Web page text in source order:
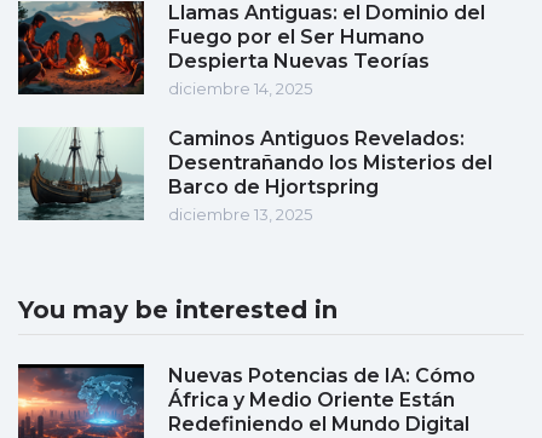
Llamas Antiguas: el Dominio del
Fuego por el Ser Humano
Despierta Nuevas Teorías
diciembre 14, 2025
Caminos Antiguos Revelados:
Desentrañando los Misterios del
Barco de Hjortspring
diciembre 13, 2025
You may be interested in
Nuevas Potencias de IA: Cómo
África y Medio Oriente Están
Redefiniendo el Mundo Digital